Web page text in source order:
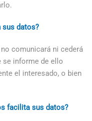
sus datos?
no comunicará ni cederá
se informe de ello
el interesado, o bien
facilita sus datos?